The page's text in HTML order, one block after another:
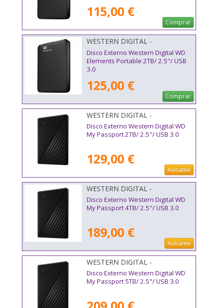
115,00 €
Comprar
WESTERN DIGITAL -
WDBU6Y0020BBK-WESN
Disco Externo Western Digital WD
Elements Portable 2TB/ 2.5"/ USB
3.0
125,00 €
Comprar
WESTERN DIGITAL -
WDBYVG0020BBK-WESN
Disco Externo Western Digital WD
My Passport 2TB/ 2.5"/ USB 3.0
129,00 €
Avísame
WESTERN DIGITAL -
WDBPKJ0040BBK-WESN
Disco Externo Western Digital WD
My Passport 4TB/ 2.5"/ USB 3.0
189,00 €
Avísame
WESTERN DIGITAL -
WDBPKJ0050BBK-WESN
Disco Externo Western Digital WD
My Passport 5TB/ 2.5"/ USB 3.0